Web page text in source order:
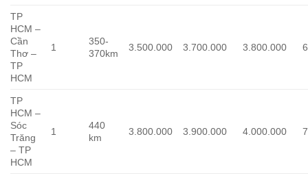
TP
HCM –
Cần
Thơ –
TP
HCM
1
350-
370km
3.500.000 3.700.000 3.800.000
TP
HCM –
Sóc
Trăng
– TP
HCM
1
440
km
3.800.000 3.900.000 4.000.000